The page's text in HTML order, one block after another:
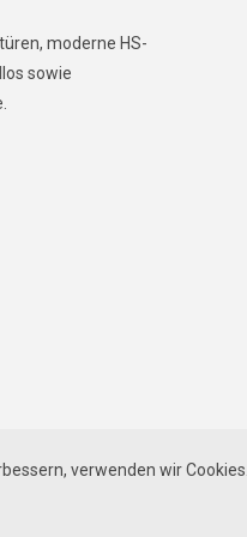
moderne HS-
sowie
verwenden wir